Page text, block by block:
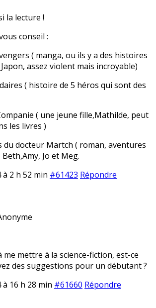
la lecture !
conseil :
( manga, ou ils y a des histoires
assez violent mais incroyable)
( histoire de 5 héros qui sont des
( une jeune fille,Mathilde, peut
les livres )
du docteur Martch ( roman, aventures
Jo et Meg.
2 h 52 min #61423 Répondre
me mettre à la science-fiction, est-ce
des suggestions pour un débutant ?
16 h 28 min #61660 Répondre